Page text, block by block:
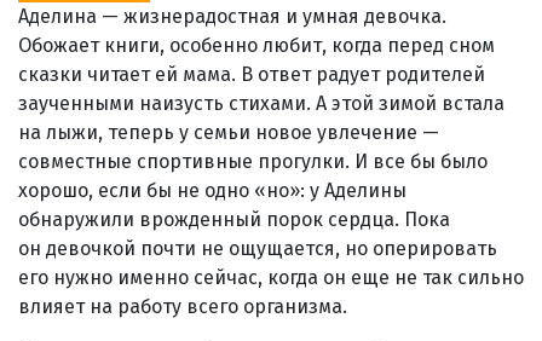
Аделина — жизнерадостная и умная девочка.
Обожает книги, особенно любит, когда перед сном
сказки читает ей мама. В ответ радует родителей
заученными наизусть стихами. А этой зимой встала
на лыжи, теперь у семьи новое увлечение —
совместные спортивные прогулки. И все бы было
хорошо, если бы не одно «но»: у Аделины
обнаружили врожденный порок сердца. Пока
он девочкой почти не ощущается, но оперировать
его нужно именно сейчас, когда он еще не так сильно
влияет на работу всего организма.